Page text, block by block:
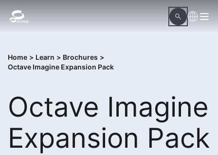
Home > Learn > Brochures >
Octave Imagine Expansion Pack
Octave Imagine
Expansion Pack